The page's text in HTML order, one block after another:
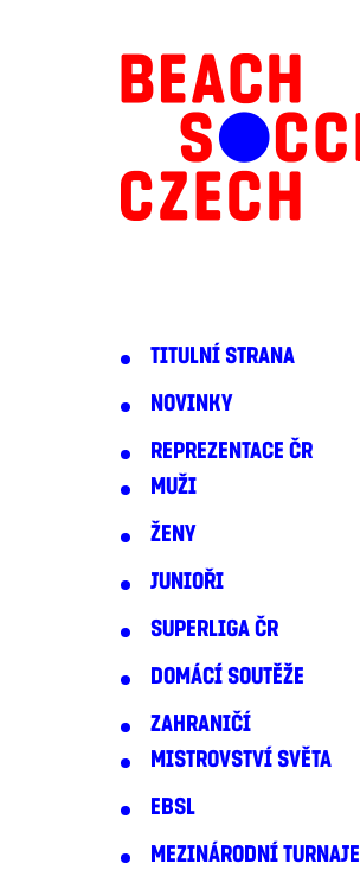
TITULNÍ STRANA
NOVINKY
REPREZENTACE ČR
MUŽI
ŽENY
JUNIOŘI
SUPERLIGA ČR
DOMÁCÍ SOUTĚŽE
ZAHRANIČÍ
MISTROVSTVÍ SVĚTA
EBSL
MEZINÁRODNÍ TURNAJE